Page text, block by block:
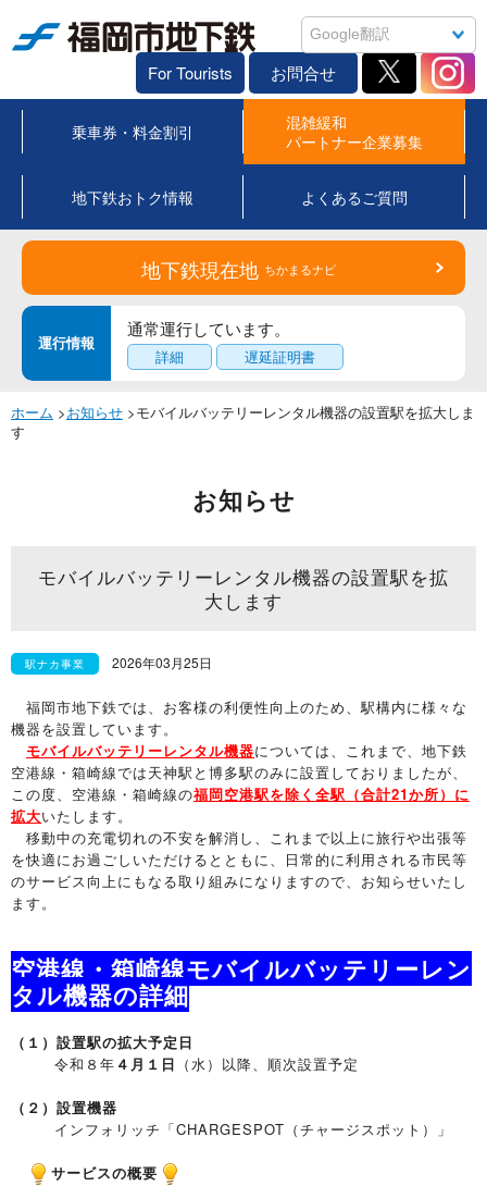
For Tourists お問合せ
乗車券・料金割引
混雑緩和
パートナー企業募集
地下鉄おトク情報 よくあるご質問
地下鉄現在地 ちかまるナビ
運行情報
通常運行しています。
詳細 遅延証明書
ホーム >お知らせ >モバイルバッテリーレンタル機器の設置駅を拡大しま
す
お知らせ
モバイルバッテリーレンタル機器の設置駅を拡
大します
駅ナカ事業 2026年03月25日
福岡市地下鉄では、お客様の利便性向上のため、駅構内に様々な
機器を設置しています。
モバイルバッテリーレンタル機器については、これまで、地下鉄
空港線・箱崎線では天神駅と博多駅のみに設置しておりましたが、
この度、空港線・箱崎線の福岡空港駅を除く全駅（合計21か所）に
拡大いたします。
移動中の充電切れの不安を解消し、これまで以上に旅行や出張等
を快適にお過ごしいただけるとともに、日常的に利用される市民等
のサービス向上にもなる取り組みになりますので、お知らせいたし
ます。
空港線・箱崎線モバイルバッテリーレン
タル機器の詳細
（１）設置駅の拡大予定日
令和８年 ４月１日 （水）以降、順次設置予定
（２）設置機器
インフォリッチ「CHARGESPOT（チャージスポット）」
サービスの概要